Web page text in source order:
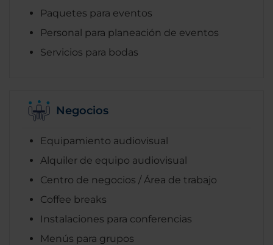
Paquetes para eventos
Personal para planeación de eventos
Servicios para bodas
Negocios
Equipamiento audiovisual
Alquiler de equipo audiovisual
Centro de negocios / Área de trabajo
Coffee breaks
Instalaciones para conferencias
Menús para grupos